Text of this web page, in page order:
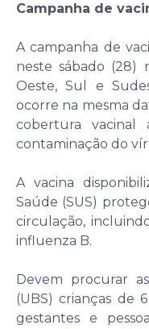
Campanha de
A campanha de
neste sábado (28)
Oeste, Sul e
ocorre na mesma
cobertura
contaminação do
A vacina
Saúde (SUS)
circulação,
influenza B.
Devem procurar
(UBS) crianças de
gestantes e